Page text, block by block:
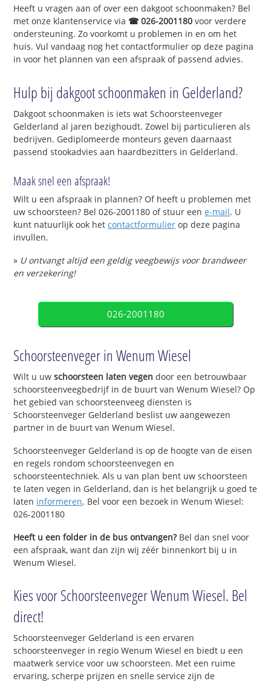
Heeft u vragen aan of over een dakgoot schoonmaken? Bel
met onze klantenservice via ☎ 026-2001180 voor verdere
ondersteuning. Zo voorkomt u problemen in en om het
huis. Vul vandaag nog het contactformulier op deze pagina
in voor het plannen van een afspraak of passend advies.
Hulp bij dakgoot schoonmaken in Gelderland?
Dakgoot schoonmaken is iets wat Schoorsteenveger
Gelderland al jaren bezighoudt. Zowel bij particulieren als
bedrijven. Gediplomeerde monteurs geven daarnaast
passend stookadvies aan haardbezitters in Gelderland.
Maak snel een afspraak!
Wilt u een afspraak in plannen? Of heeft u problemen met
uw schoorsteen? Bel 026-2001180 of stuur eene-mail. U
kunt natuurlijk ook hetcontactformulier op deze pagina
invullen.
» U ontvangt altijd een geldig veegbewijs voor brandweer
en verzekering!
026-2001180
Schoorsteenveger in Wenum Wiesel
Wilt u uwschoorsteen laten vegen door een betrouwbaar
schoorsteenveegbedrijf in de buurt van Wenum Wiesel? Op
het gebied van schoorsteenveeg diensten is
Schoorsteenveger Gelderland beslist uw aangewezen
partner in de buurt van Wenum Wiesel.
Schoorsteenveger Gelderland is op de hoogte van de eisen
en regels rondom schoorsteenvegen en
schoorsteentechniek. Als u van plan bent uw schoorsteen
te laten vegen in Gelderland, dan is het belangrijk u goed te
laten informeren. Bel voor een bezoek in Wenum Wiesel:
026-2001180
Heeft u een folder in de bus ontvangen?Bel dan snel voor
een afspraak, want dan zijn wij zéér binnenkort bij u in
Wenum Wiesel.
Kies voor Schoorsteenveger Wenum Wiesel. Bel
direct!
Schoorsteenveger Gelderland is een ervaren
schoorsteenveger in regio Wenum Wiesel en biedt u een
maatwerk service voor uw schoorsteen. Met een ruime
ervaring, scherpe prijzen en snelle service zijn de